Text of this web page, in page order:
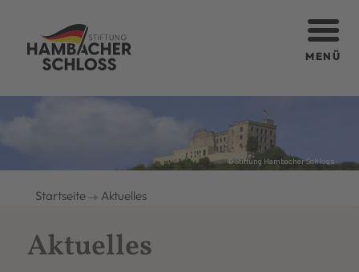
© Stiftung Hambacher Schloss
Startseite Aktuelles
Aktuelles
MENÜ